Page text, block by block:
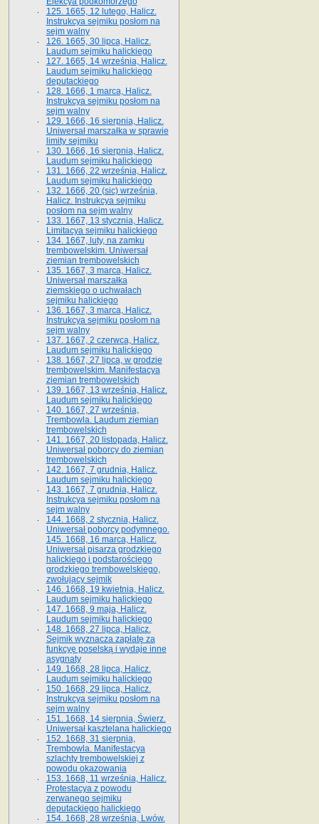
125. 1665, 12 lutego, Halicz.
Instrukcya sejmiku posłom na
sejm walny
126. 1665, 30 lipca, Halicz.
Laudum sejmiku halickiego
127. 1665, 14 września, Halicz.
Laudum sejmiku halickiego
deputackiego
128. 1666, 1 marca, Halicz.
Instrukcya sejmiku posłom na
sejm walny
129. 1666, 16 sierpnia, Halicz.
Uniwersał marszałka w sprawie
limity sejmiku
130. 1666, 16 sierpnia, Halicz.
Laudum sejmiku halickiego
131. 1666, 22 września, Halicz.
Laudum sejmiku halickiego
132. 1666, 20 (sic) września,
Halicz. Instrukcya sejmiku
posłom na sejm walny
133. 1667, 13 stycznia, Halicz.
Limitacya sejmiku halickiego
134. 1667, luty, na zamku
trembowelskim. Uniwersał
ziemian trembowelskich
135. 1667, 3 marca, Halicz.
Uniwersał marszałka
ziemskiego o uchwałach
sejmiku halickiego
136. 1667, 3 marca, Halicz.
Instrukcya sejmiku posłom na
sejm walny
137. 1667, 2 czerwca, Halicz.
Laudum sejmiku halickiego
138. 1667, 27 lipca, w grodzie
trembowelskim. Manifestacya
ziemian trembowelskich
139. 1667, 13 września, Halicz.
Laudum sejmiku halickiego
140. 1667, 27 września,
Trembowla. Laudum ziemian
trembowelskich
141. 1667, 20 listopada, Halicz.
Uniwersał poborcy do ziemian
trembowelskich
142. 1667, 7 grudnia, Halicz.
Laudum sejmiku halickiego
143. 1667, 7 grudnia, Halicz.
Instrukcya sejmiku posłom na
sejm walny
144. 1668, 2 stycznia, Halicz.
Uniwersał poborcy podymnego.
145. 1668, 16 marca, Halicz.
Uniwersał pisarza grodzkiego
halickiego i podstarościego
grodzkiego trembowelskiego,
zwołujący sejmik
146. 1668, 19 kwietnia, Halicz.
Laudum sejmiku halickiego
147. 1668, 9 maja, Halicz.
Laudum sejmiku halickiego
148. 1668, 27 lipca, Halicz.
Sejmik wyznacza zapłatę za
funkcyę poselską i wydaje inne
asygnaty
149. 1668, 28 lipca, Halicz.
Laudum sejmiku halickiego
150. 1668, 29 lipca, Halicz.
Instrukcya sejmiku posłom na
sejm walny
151. 1668, 14 sierpnia, Świerz.
Uniwersał kasztelana halickiego
152. 1668, 31 sierpnia,
Trembowla. Manifestacya
szlachty trembowelskiej z
powodu okazowania
153. 1668, 11 września, Halicz.
Protestacya z powodu
zerwanego sejmiku
deputackiego halickiego
154. 1668, 28 września, Lwów.